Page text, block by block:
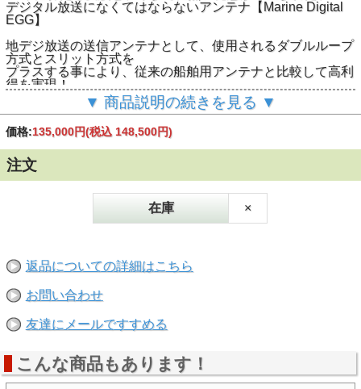
デジタル放送になくてはならないアンテナ【Marine Digital
EGG】
地デジ放送の送信アンテナとして、使用されるダブルループ
方式とスリット方式を
プラスする事により、従来の船舶用アンテナと比較して高利
得を実現！
卵型のデザインで、どの方向からの風雨でも影響を軽減でき
高耐久性を実現！
地デジ電波は、横に走る特徴がある為、
円盤型のような高さの薄いアンテナでは受信しにくいのが特
徴です。
図
地デジ放送は、出力を絞り、互いに隣接する他県の放送を混
海上で捕捉するには、
アンテナ自体の持つ能力を高める他ありません。
そこで、「Marine Digital EGG」は、スリット方式とダブル
ループ方式、
両方の要素をプラスして作られました。
（※ダブルループ方式とは、地デジ放送の送信アンテナとし
本船・内航船・フェリー・漁船・プレジャーボートなど、実
績の高い製品です。
▼ 商品説明の続きを見る ▼
価格:135,000円(税込 148,500円)
注文
在庫 ×
返品についての詳細はこちら
お問い合わせ
友達にメールですすめる
こんな商品もあります！